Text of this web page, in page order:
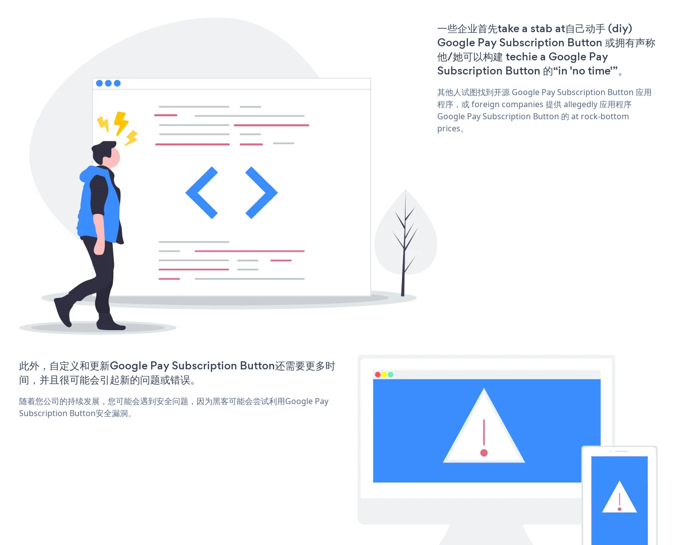
一些企业首先take a stab at自己动手 (diy)
Google Pay Subscription Button 或拥有声称
他/她可以构建 techie a Google Pay
Subscription Button 的“in 'no time'”。
其他人试图找到开源 Google Pay Subscription Button 应用
程序，或 foreign companies 提供 allegedly 应用程序
Google Pay Subscription Button 的 at rock-bottom
prices。
此外，自定义和更新Google Pay Subscription Button还需要更多时
间，并且很可能会引起新的问题或错误。
随着您公司的持续发展，您可能会遇到安全问题，因为黑客可能会尝试利用Google Pay
Subscription Button安全漏洞。